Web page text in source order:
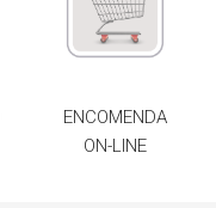
ENCOMENDA
ON-LINE